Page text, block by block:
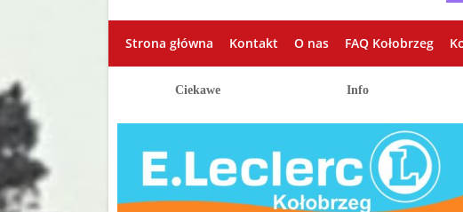
Strona główna Kontakt O nas FAQ Kołobrzeg
Ciekawe Info